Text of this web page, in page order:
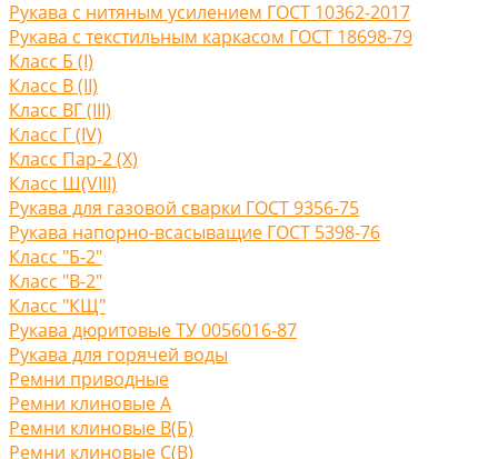
Рукава с нитяным усилением ГОСТ 10362-2017
Рукава с текстильным каркасом ГОСТ 18698-79
Класс Б (I)
Класс В (II)
Класс ВГ (III)
Класс Г (IV)
Класс Пар-2 (X)
Класс Ш(VIII)
Рукава для газовой сварки ГОСТ 9356-75
Рукава напорно-всасыващие ГОСТ 5398-76
Класс "Б-2"
Класс "В-2"
Класс "КЩ"
Рукава дюритовые ТУ 0056016-87
Рукава для горячей воды
Ремни приводные
Ремни клиновые A
Ремни клиновые В(Б)
Ремни клиновые С(B)